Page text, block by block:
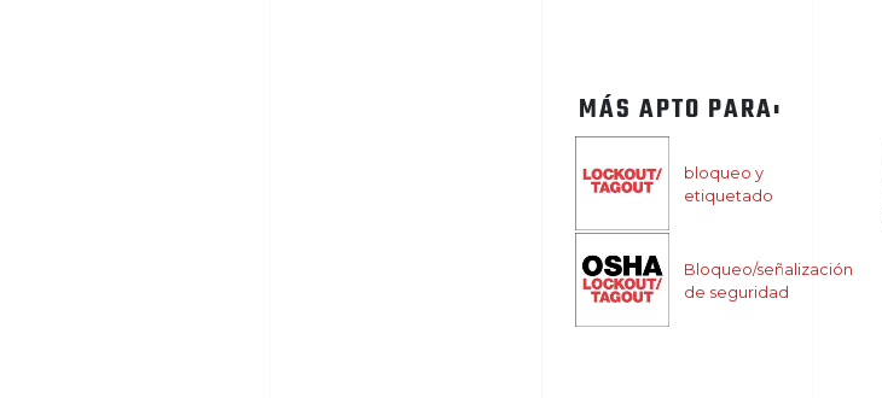
MÁS APTO PARA:
bloqueo y
etiquetado
Bloqueo/señalización
de seguridad